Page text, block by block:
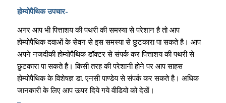
होम्योपैथिक उपचार-
अगर आप भी पित्ताशय की पथरी की समस्या से परेशान है तो आप
होम्योपैथिक दवाओं के सेवन से इस समस्या से छुटकारा पा सकते है। आप
अपने नजदीकी होम्योपैथिक डॉक्टर से संपर्क कर पित्ताशय की पथरी से
छुटकारा पा सकते है। किसी तरह की परेशानी होने पर आप साहस
होम्योपैथिक के विशेषज्ञ डा. एनसी पाण्डेय से संपर्क कर सकते है। अधिक
जानकारी के लिए आप ऊपर दिये गये वीडियो को देखें।